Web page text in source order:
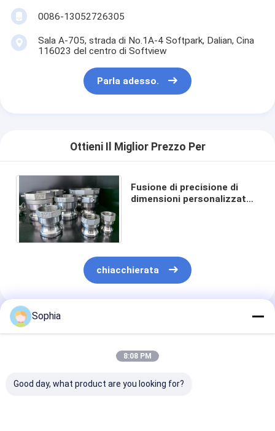
0086-13052726305
Sala A-705, strada di No.1A-4 Softpark, Dalian, Cina
116023 del centro di Softview
Parla adesso.
Ottieni Il Miglior Prezzo Per
Fusione di precisione di
dimensioni personalizzate
chiacchierata
Prodotti Raccomandati
Sophia
8:08 PM
Good day, what product are you looking for?